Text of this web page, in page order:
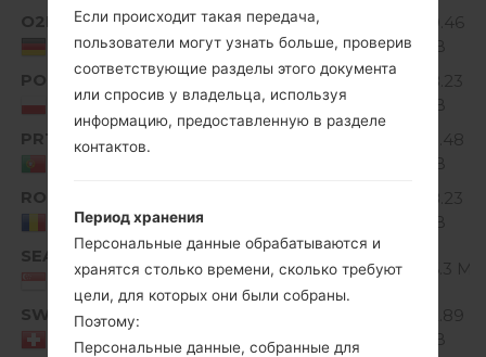
O2D
Germany
V10E_00.kdz
Unknown
160.46
MiB
POL
Poland
V10D_00.kdz
Unknown
178.23
MiB
PRT
175.48
MiB
ROM
Romania
178.23
MiB
SEA
Singapore
V10C_00.kdz
Unknown 176.3
SWC
Switzerland
162.89
MiB
Если происходит такая передача,
пользователи могут узнать больше, проверив
соответствующие разделы этого документа
или спросив у владельца, используя
информацию, предоставленную в разделе
контактов.
Период хранения
Персональные данные обрабатываются и
хранятся столько времени, сколько требуют
цели, для которых они были собраны.
Поэтому:
Персональные данные, собранные для